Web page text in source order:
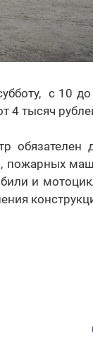
с 10
4 тысяч
обязателен
пожарных
и